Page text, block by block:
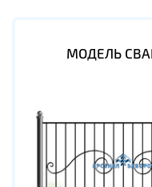
МОДЕЛЬ